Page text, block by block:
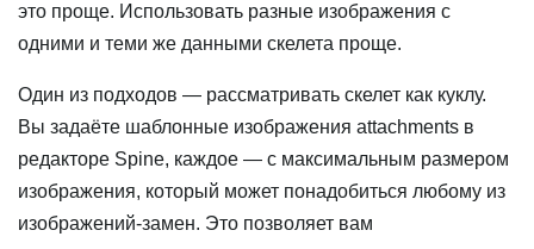
это проще. Использовать разные изображения с
одними и теми же данными скелета проще.
Один из подходов — рассматривать скелет как куклу.
Вы задаёте шаблонные изображения attachments в
редакторе Spine, каждое — с максимальным размером
изображения, который может понадобиться любому из
изображений-замен. Это позволяет вам